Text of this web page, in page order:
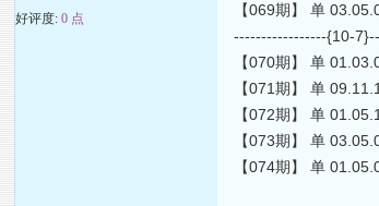
好评度:0 点
【069期】 单
-----------------{10-
【070期】 单
【071期】 单
【072期】 单
【073期】 单
【074期】 单